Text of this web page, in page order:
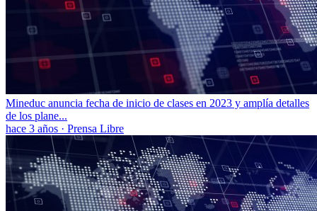
Mineduc anuncia fecha de inicio de clases en 2023 y amplía detalles
de los plane...
hace 3 años · Prensa Libre